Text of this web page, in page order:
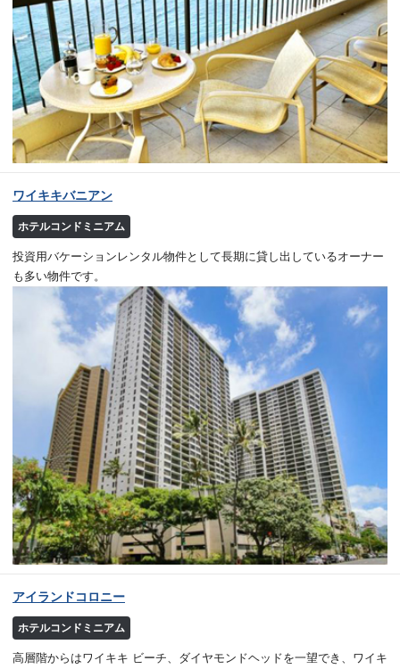
ワイキキバニアン
ホテルコンドミニアム
投資用バケーションレンタル物件として長期に貸し出しているオーナー
も多い物件です。
アイランドコロニー
ホテルコンドミニアム
高層階からはワイキキ ビーチ、ダイヤモンドヘッドを一望でき、ワイキ